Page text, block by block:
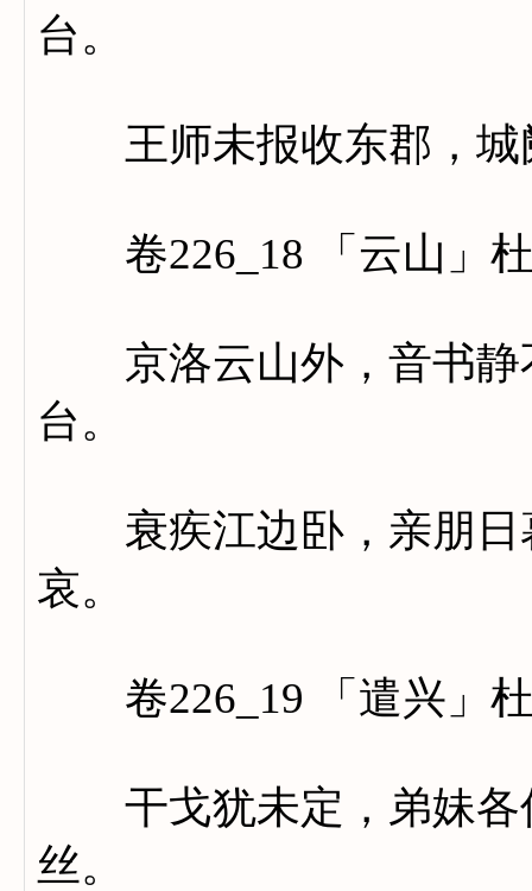
台。
王师未报收东郡，城
卷226_18 「云山」
京洛云山外，音书静
台。
衰疾江边卧，亲朋日
哀。
卷226_19 「遣兴」
干戈犹未定，弟妹各
丝。